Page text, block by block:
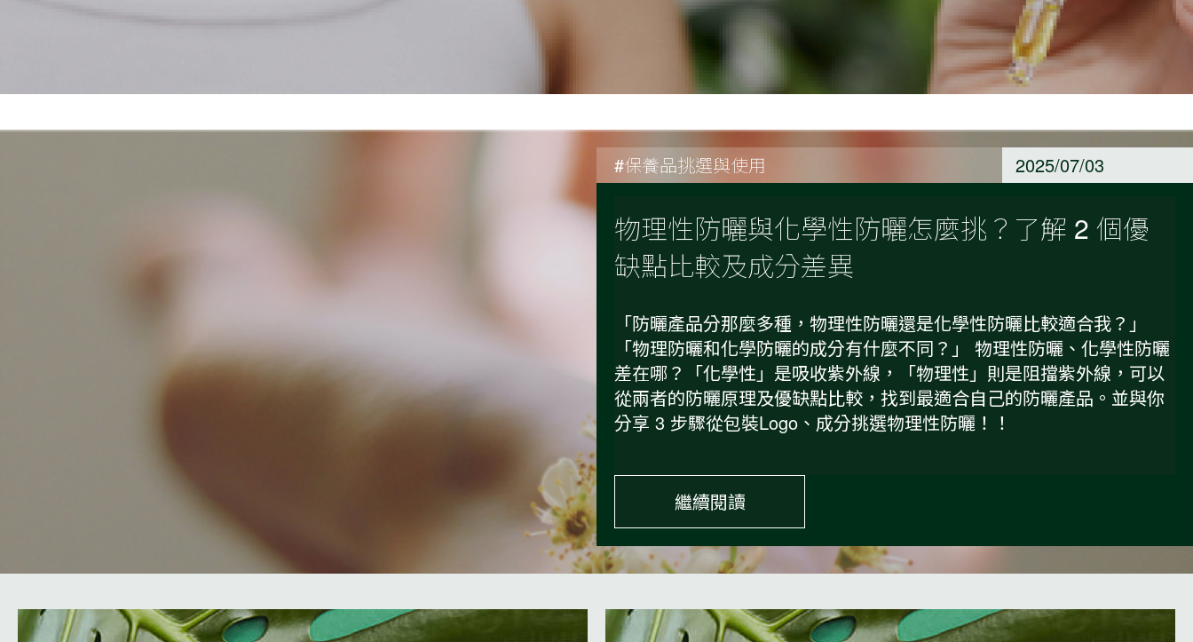
#保養品挑選與使用 2025/07/03
物理性防曬與化學性防曬怎麼挑？了解 2 個優
缺點比較及成分差異
「防曬產品分那麼多種，物理性防曬還是化學性防曬比較適合我？」
「物理防曬和化學防曬的成分有什麼不同？」 物理性防曬、化學性防曬
差在哪？「化學性」是吸收紫外線，「物理性」則是阻擋紫外線，可以
從兩者的防曬原理及優缺點比較，找到最適合自己的防曬產品。並與你
分享 3 步驟從包裝Logo、成分挑選物理性防曬！！
繼續閱讀